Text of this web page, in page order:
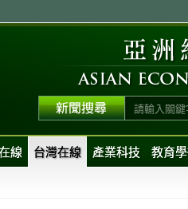
線 台灣在線 產業科技 教育